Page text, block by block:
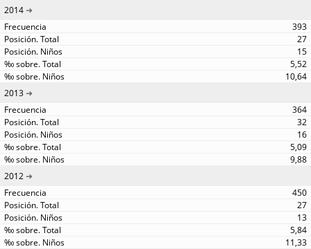
2014
393
27
15
5,52
10,64
2013
364
32
16
5,09
9,88
2012
450
27
13
5,84
11,33